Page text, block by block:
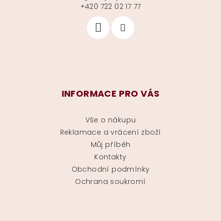
+420 722 02 17 77
INFORMACE PRO VÁS
Vše o nákupu
Reklamace a vrácení zboží
Můj příběh
Kontakty
Obchodní podmínky
Ochrana soukromí